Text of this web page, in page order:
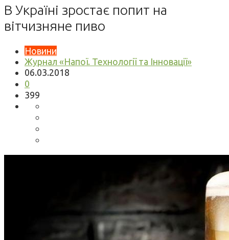
В Україні зростає попит на
вітчизняне пиво
Новини
Журнал «Напої. Технології та Інновації»
06.03.2018
0
399